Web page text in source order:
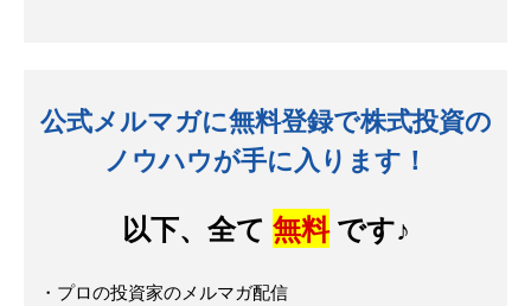
公式メルマガに無料登録で株式投資の
ノウハウが手に入ります！
以下、全て 無料です♪
・プロの投資家のメルマガ配信